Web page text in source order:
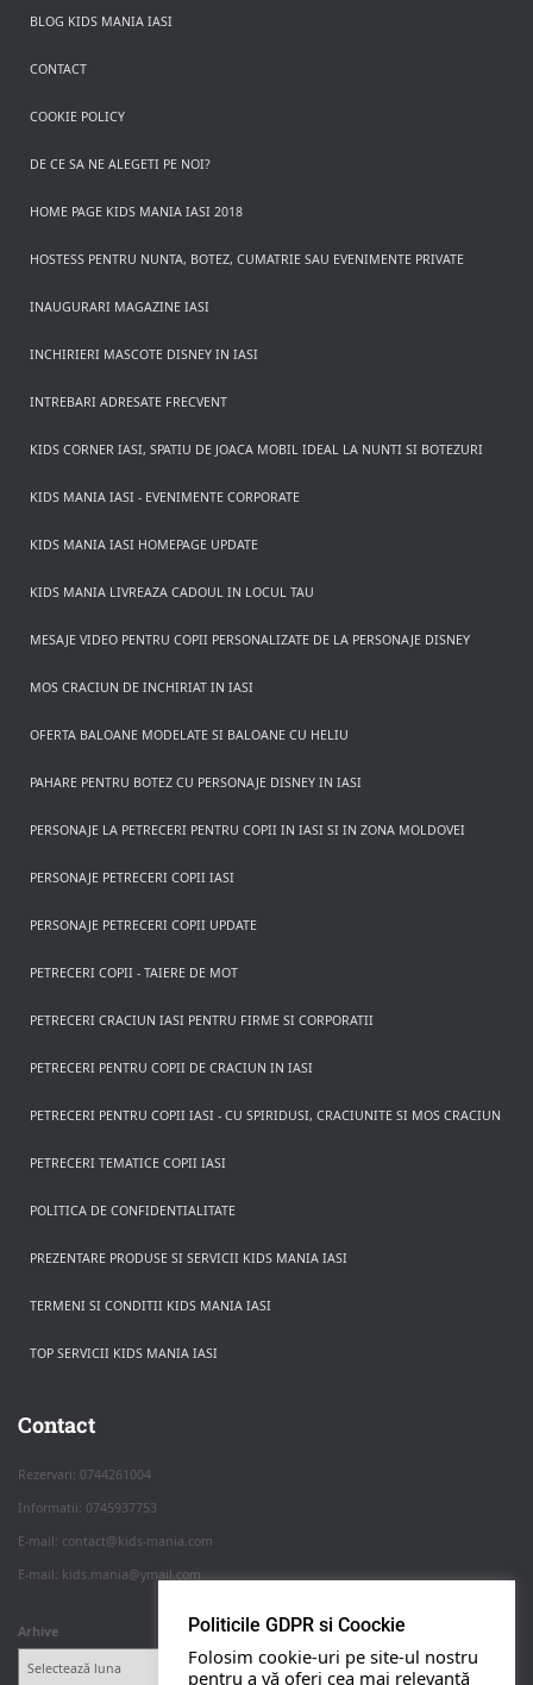
BLOG KIDS MANIA IASI
CONTACT
COOKIE POLICY
DE CE SA NE ALEGETI PE NOI?
HOME PAGE KIDS MANIA IASI 2018
HOSTESS PENTRU NUNTA, BOTEZ, CUMATRIE SAU EVENIMENTE PRIVATE
INAUGURARI MAGAZINE IASI
INCHIRIERI MASCOTE DISNEY IN IASI
INTREBARI ADRESATE FRECVENT
KIDS CORNER IASI, SPATIU DE JOACA MOBIL IDEAL LA NUNTI SI BOTEZURI
KIDS MANIA IASI - EVENIMENTE CORPORATE
KIDS MANIA IASI HOMEPAGE UPDATE
KIDS MANIA LIVREAZA CADOUL IN LOCUL TAU
MESAJE VIDEO PENTRU COPII PERSONALIZATE DE LA PERSONAJE DISNEY
MOS CRACIUN DE INCHIRIAT IN IASI
OFERTA BALOANE MODELATE SI BALOANE CU HELIU
PAHARE PENTRU BOTEZ CU PERSONAJE DISNEY IN IASI
PERSONAJE LA PETRECERI PENTRU COPII IN IASI SI IN ZONA MOLDOVEI
PERSONAJE PETRECERI COPII IASI
PERSONAJE PETRECERI COPII UPDATE
PETRECERI COPII - TAIERE DE MOT
PETRECERI CRACIUN IASI PENTRU FIRME SI CORPORATII
PETRECERI PENTRU COPII DE CRACIUN IN IASI
PETRECERI PENTRU COPII IASI - CU SPIRIDUSI, CRACIUNITE SI MOS CRACIUN
PETRECERI TEMATICE COPII IASI
POLITICA DE CONFIDENTIALITATE
PREZENTARE PRODUSE SI SERVICII KIDS MANIA IASI
TERMENI SI CONDITII KIDS MANIA IASI
TOP SERVICII KIDS MANIA IASI
Contact
Rezervari: 0744261004
Informatii: 0745937753
E-mail: contact@kids-mania.com
E-mail: kids.mania@ymail.com
Arhive Politicile GDPR si Coockie
Folosim cookie-uri pe site-ul nostru
pentru a vă oferi cea mai relevantă
Apasa pe o categorie ca sa vezi serviciile.
PETRECERI COPII
NUNTA